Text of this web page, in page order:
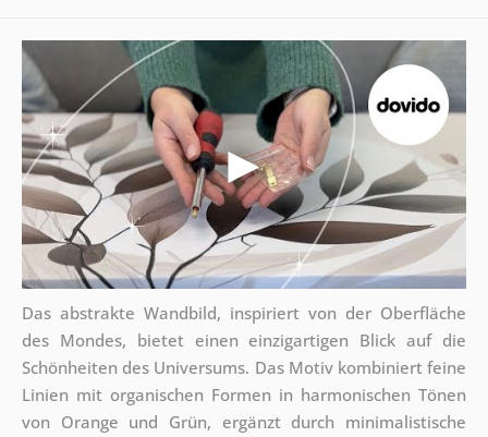
Das abstrakte Wandbild, inspiriert von der Oberfläche
des Mondes, bietet einen einzigartigen Blick auf die
Schönheiten des Universums. Das Motiv kombiniert feine
Linien mit organischen Formen in harmonischen Tönen
von Orange und Grün, ergänzt durch minimalistische